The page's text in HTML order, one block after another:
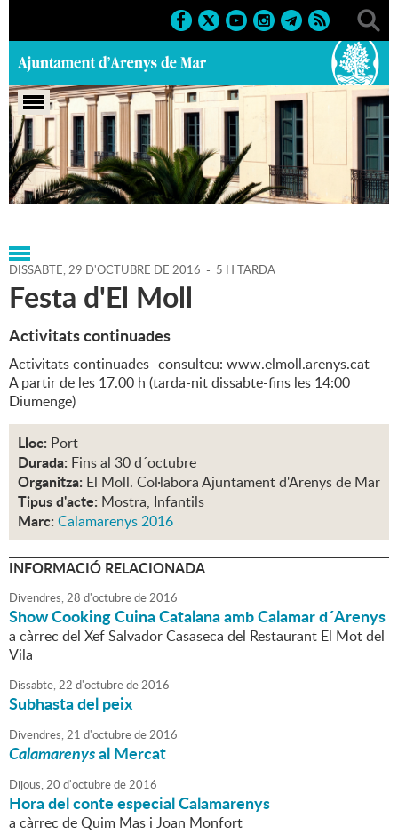
Portada > Regidories > Promoció Econòmica i
Comerç > Agenda > 29-10-2016
DISSABTE,29 D'OCTUBRE DE 2016 - 5 H TARDA
Festa d'El Moll
Activitats continuades
Activitats continuades- consulteu: www.elmoll.arenys.cat
A partir de les 17.00 h (tarda-nit dissabte-fins les 14:00
Diumenge)
Lloc: Port
Durada: Fins al 30 d´octubre
Organitza: El Moll. Col·labora Ajuntament d'Arenys de Mar
Tipus d'acte: Mostra, Infantils
Marc: Calamarenys 2016
INFORMACIÓ RELACIONADA
Divendres,28 d'octubrede2016
Show Cooking Cuina Catalana amb Calamar d´Arenys
a càrrec del Xef Salvador Casaseca del Restaurant El Mot del
Vila
Dissabte,22 d'octubrede2016
Subhasta del peix
Divendres,21 d'octubrede2016
Calamarenysal Mercat
Dijous,20 d'octubrede2016
Hora del conte especial Calamarenys
a càrrec de Quim Mas i Joan Monfort